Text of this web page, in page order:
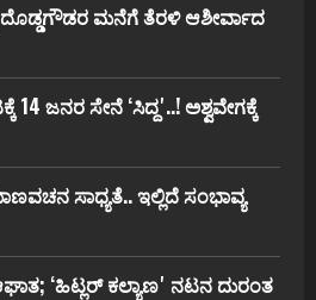
ದೊಡ್ಡಗೌಡರ ಮನೆಗೆ ತೆರಳಿ ಆಶೀರ್ವಾದ
ಜನರ ಸೇನೆ ʻಸಿದ್ದʼ..! ಅಶ್ವವೇಗಕ್ಕೆ
ಸಾಧ್ಯತೆ.. ಇಲ್ಲಿದೆ ಸಂಭಾವ್ಯ
ʻಹಿಟ್ಲರ್ ಕಲ್ಯಾಣʼ ನಟನ ದುರಂತ